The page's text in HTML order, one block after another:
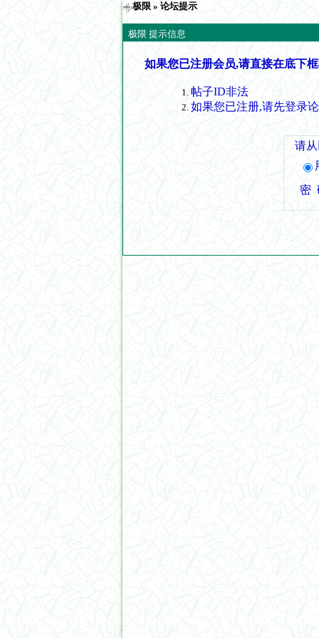
极限 » 论坛提示
极限 提示信息
如果您已注册会员,请直接在底下
帖子ID非法
如果您已注册,请先登录
请
密